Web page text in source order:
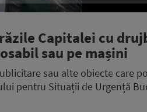
Capitalei cu
sau pe mașini
sau alte obiecte care
pentru Situații de Urgență